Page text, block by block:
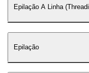
Epilação A Linha
Epilação